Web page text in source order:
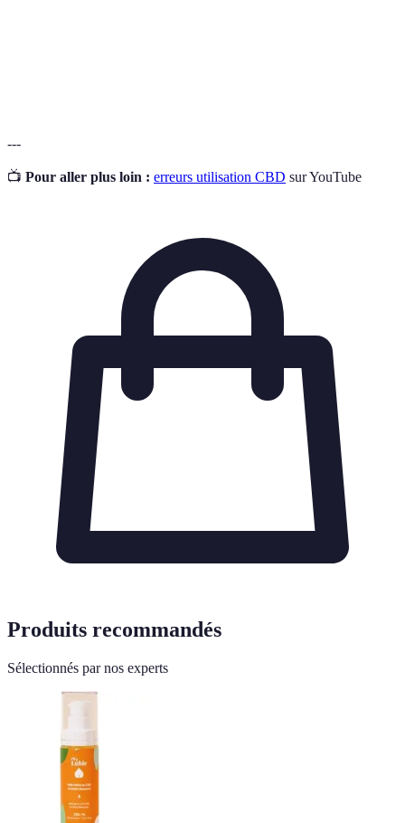
---
📺 Pour aller plus loin : erreurs utilisation CBD sur YouTube
Produits recommandés
Sélectionnés par nos experts